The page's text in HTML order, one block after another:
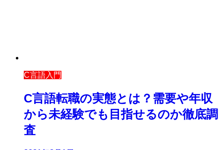
C言語入門
C言語転職の実態とは？需要や年収
から未経験でも目指せるのか徹底調
査